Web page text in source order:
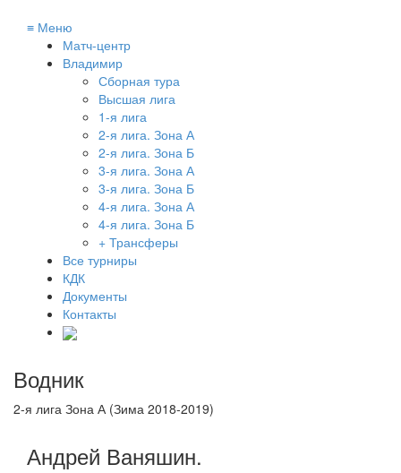
≡ Меню
Матч-центр
Владимир
Сборная тура
Высшая лига
1-я лига
2-я лига. Зона А
2-я лига. Зона Б
3-я лига. Зона А
3-я лига. Зона Б
4-я лига. Зона А
4-я лига. Зона Б
+ Трансферы
Все турниры
КДК
Документы
Контакты
Водник
2-я лига Зона А (Зима 2018-2019)
Андрей Ваняшин.